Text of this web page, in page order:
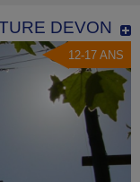
DEVON
12-17 ANS